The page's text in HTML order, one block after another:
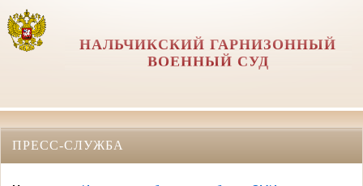
НАЛЬЧИКСКИЙ ГАРНИЗОННЫЙ
ВОЕННЫЙ СУД
ПРЕСС-СЛУЖБА